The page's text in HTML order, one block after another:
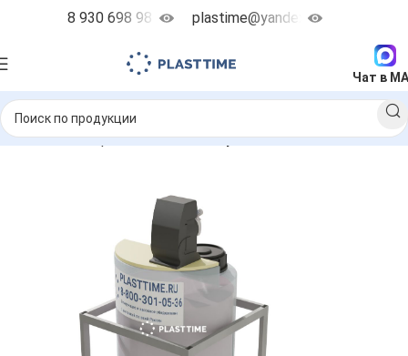
8 930 698 98 38 plastime@yandex.ru
Чат в
реагентов Блоки реагентного хозяйства